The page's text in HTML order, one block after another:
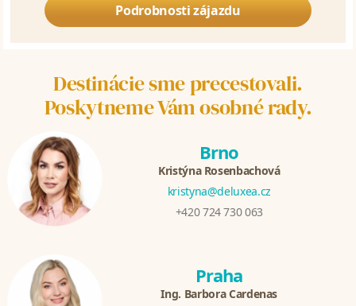
Podrobnosti zájazdu
Destinácie sme precestovali.
Poskytneme Vám osobné rady.
Brno
Kristýna Rosenbachová
kristyna@deluxea.cz
+420 724 730 063
Praha
Ing. Barbora Cardenas